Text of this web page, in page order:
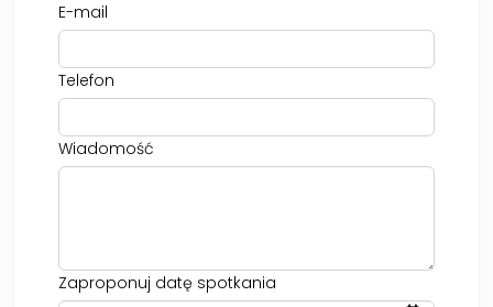
E-mail
Telefon
Wiadomość
Zaproponuj datę spotkania